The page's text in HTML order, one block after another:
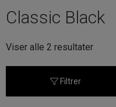
Classic Black
Viser alle 2 resultaterSortert
Filtrer